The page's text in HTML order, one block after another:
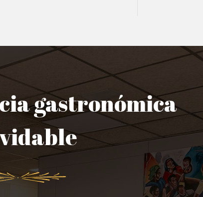
gastronómica